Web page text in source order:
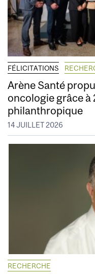
FÉLICITATIONS
Arène Santé
oncologie grâce
philanthropique
14 JUILLET 2026
RECHERCHE